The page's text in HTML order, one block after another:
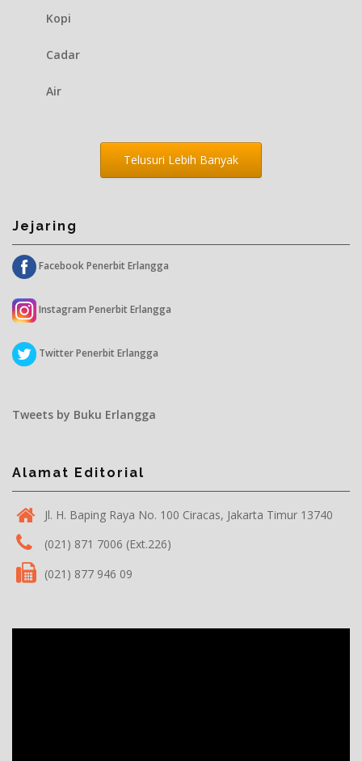
Kopi
Cadar
Air
Telusuri Lebih Banyak
Jejaring
Facebook Penerbit Erlangga
Instagram Penerbit Erlangga
Twitter Penerbit Erlangga
Tweets by Buku Erlangga
Alamat Editorial
Jl. H. Baping Raya No. 100 Ciracas, Jakarta Timur 13740
(021) 871 7006 (Ext.226)
(021) 877 946 09